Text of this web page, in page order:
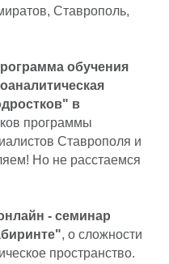
Ставрополь,
обучения
в
программы
Ставрополя и
Но не расстаемся
- семинар
, о сложности
пространство.